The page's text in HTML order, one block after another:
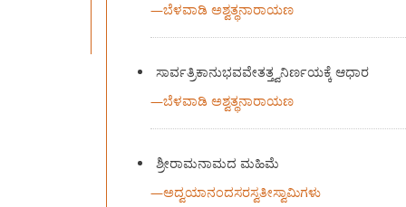
—ಬೆಳವಾಡಿ ಅಶ್ವತ್ಥನಾರಾಯಣ
ಸಾರ್ವತ್ರಿಕಾನುಭವವೇತತ್ತ್ವನಿರ್ಣಯಕ್ಕೆ ಆಧಾರ
—ಬೆಳವಾಡಿ ಅಶ್ವತ್ಥನಾರಾಯಣ
ಶ್ರೀರಾಮನಾಮದ ಮಹಿಮೆ
—ಅದ್ವಯಾನಂದಸರಸ್ವತೀಸ್ವಾಮಿಗಳು